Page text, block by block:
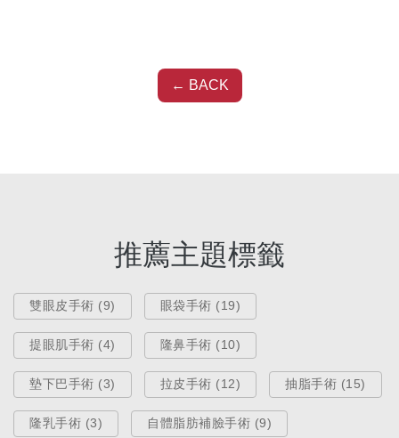
← BACK
推薦主題標籤
雙眼皮手術 (9) 眼袋手術 (19)
提眼肌手術 (4) 隆鼻手術 (10)
墊下巴手術 (3) 拉皮手術 (12) 抽脂手術 (15)
隆乳手術 (3) 自體脂肪補臉手術 (9)